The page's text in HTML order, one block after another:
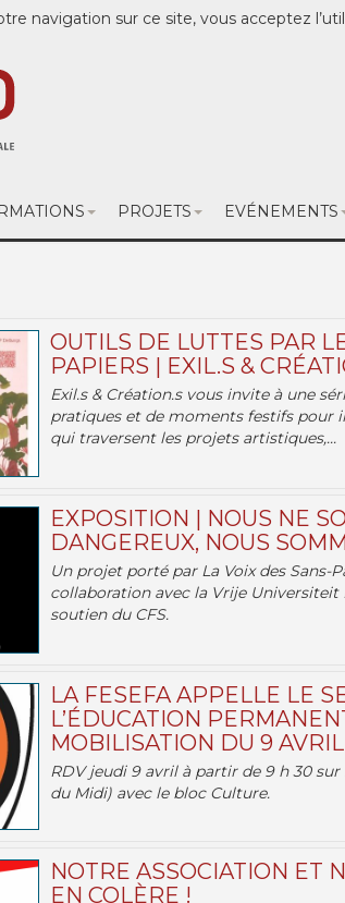
navigation sur ce site, vous acceptez
PROJETS EVÉNEMENTS
OUTILS DE LUTTES PAR
PAPIERS | EXIL.S &
Exil.s & Création.s vous invite à une
pratiques et de moments festifs pour
qui traversent les projets artistiques,...
EXPOSITION | NOUS NE
DANGEREUX, NOUS
Un projet porté par La Voix des Sans-
collaboration avec la Vrije Universiteit
soutien du CFS.
LA FESEFA APPELLE LE
L’ÉDUCATION
MOBILISATION DU 9
RDV jeudi 9 avril à partir de 9 h 30
du Midi) avec le bloc Culture.
NOTRE ASSOCIATION ET
EN COLÈRE !